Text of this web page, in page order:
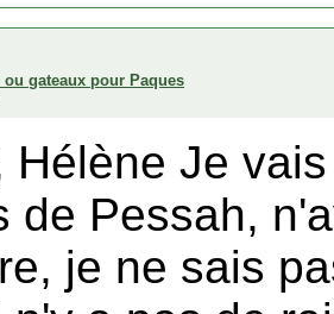
ou gateaux pour Paques
Hélène Je
de Pessah,
je ne sais